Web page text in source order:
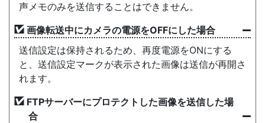
声メモのみを送信することはできません。
画像転送中にカメラの電源をOFFにした場合
送信設定は保持されるため、再度電源をONにする
と、送信設定マークが表示された画像は送信が再開さ
れます。
FTPサーバーにプロテクトした画像を送信した場
合